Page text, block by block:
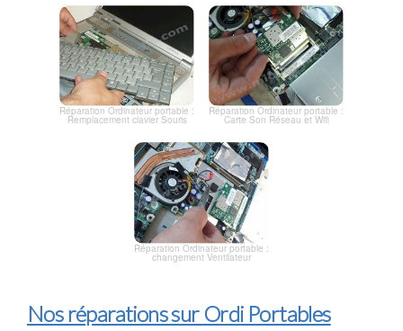
Réparation Ordinateur portable :
Remplacement clavier Souris
Réparation Ordinateur portable :
Carte Son Réseau et Wifi
Réparation Ordinateur portable :
changement Ventilateur
Nos réparations sur Ordi Portables